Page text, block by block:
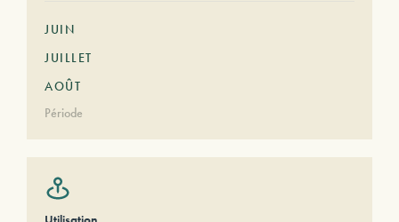
JUIN
JUILLET
AOÛT
Période